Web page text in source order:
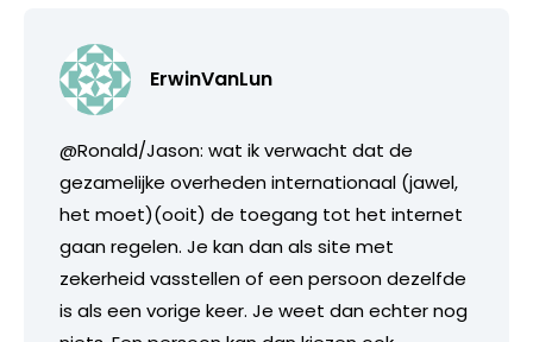
ErwinVanLun
@Ronald/Jason: wat ik verwacht dat de
gezamelijke overheden internationaal (jawel,
het moet)(ooit) de toegang tot het internet
gaan regelen. Je kan dan als site met
zekerheid vasstellen of een persoon dezelfde
is als een vorige keer. Je weet dan echter nog